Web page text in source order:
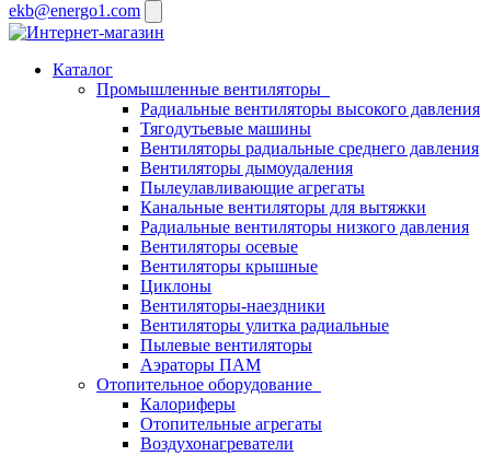
ekb@energo1.com
Каталог
Промышленные вентиляторы
Радиальные вентиляторы высокого давления
Тягодутьевые машины
Вентиляторы радиальные среднего давления
Вентиляторы дымоудаления
Пылеулавливающие агрегаты
Канальные вентиляторы для вытяжки
Радиальные вентиляторы низкого давления
Вентиляторы осевые
Вентиляторы крышные
Циклоны
Вентиляторы-наездники
Вентиляторы улитка радиальные
Пылевые вентиляторы
Аэраторы ПАМ
Отопительное оборудование
Калориферы
Отопительные агрегаты
Воздухонагреватели